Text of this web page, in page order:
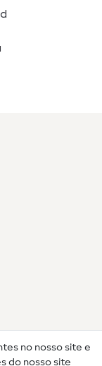
no nosso site e
do nosso site